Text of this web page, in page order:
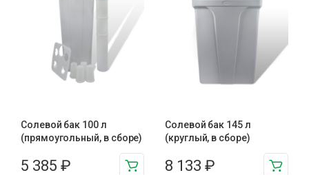
Солевой бак 100 л
(прямоугольный, в сборе)
5 385 ₽
Солевой бак 145 л
(круглый, в сборе)
8 133 ₽